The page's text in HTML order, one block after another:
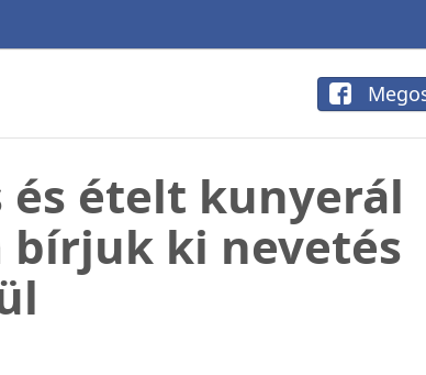
és ételt kunyerál
bírjuk ki nevetés